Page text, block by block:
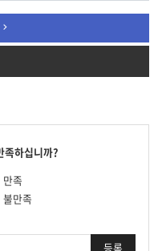
족하십니까?
만족
불만족